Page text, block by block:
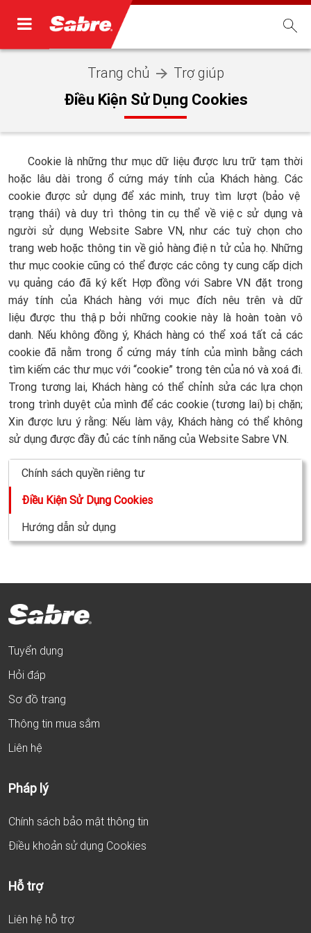
Trang chủ Trợ giúp
Điều Kiện Sử Dụng Cookies
Cookie là những thư mục dữ liệu được lưu trữ tạm thời
hoặc lâu dài trong ổ cứng máy tính của Khách hàng. Các
cookie được sử dụng để xác minh, truy tìm lượt (bảo vệ
trạng thái) và duy trì thông tin cụ thể về việc sử dụng và
người sử dụng Website Sabre VN, như các tuỳ chọn cho
trang web hoặc thông tin về giỏ hàng điện tử của họ. Những
thư mục cookie cũng có thể được các công ty cung cấp dịch
vụ quảng cáo đã ký kết Hợp đồng với Sabre VN đặt trong
máy tính của Khách hàng với mục đích nêu trên và dữ
liệu được thu thập bởi những cookie này là hoàn toàn vô
danh. Nếu không đồng ý, Khách hàng có thể xoá tất cả các
cookie đã nằm trong ổ cứng máy tính của mình bằng cách
tìm kiếm các thư mục với “cookie” trong tên của nó và xoá đi.
Trong tương lai, Khách hàng có thể chỉnh sửa các lựa chọn
trong trình duyệt của mình để các cookie (tương lai) bị chặn;
Xin được lưu ý rằng: Nếu làm vậy, Khách hàng có thể không
sử dụng được đầy đủ các tính năng của Website Sabre VN.
Chính sách quyền riêng tư
Điều Kiện Sử Dụng Cookies
Hướng dẫn sử dụng
Tuyển dụng
Hỏi đáp
Sơ đồ trang
Thông tin mua sắm
Liên hệ
Pháp lý
Chính sách bảo mật thông tin
Điều khoản sử dụng Cookies
Hỗ trợ
Liên hệ hỗ trợ